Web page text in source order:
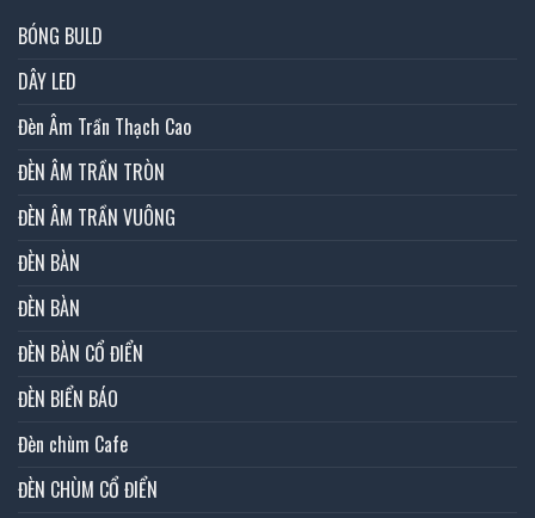
BÓNG BULD
DÂY LED
Đèn Âm Trần Thạch Cao
ĐÈN ÂM TRẦN TRÒN
ĐÈN ÂM TRẦN VUÔNG
ĐÈN BÀN
ĐÈN BÀN
ĐÈN BÀN CỔ ĐIỂN
ĐÈN BIỂN BÁO
Đèn chùm Cafe
ĐÈN CHÙM CỔ ĐIỂN